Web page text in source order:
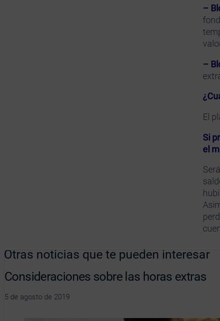
–
–
El
Si
el
Otras noticias que te pueden interesar
Consideraciones sobre las horas extras
5 de agosto de 2019